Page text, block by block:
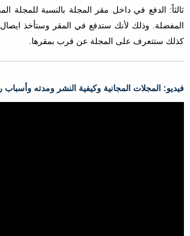
ثالثاً: الدفع في داخل مقر المجلة بالنسبة للمجلة
المفضلة. وذلك لأنك ستدفع في المقر وستأخذ
كذلك ستتعرف على المجلة عن قرب بمقرها.
فيديو: المجلات المجانية وكيفية النشر ومدته